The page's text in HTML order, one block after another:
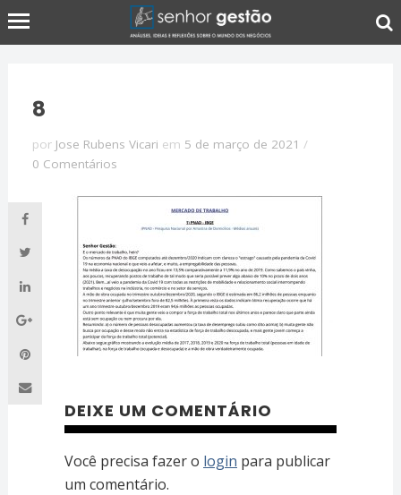
8
por Jose Rubens Vicari em 5 de março de 2021 /
0 Comentários
DEIXE UM COMENTÁRIO
Você precisa fazer o login para publicar
um comentário.